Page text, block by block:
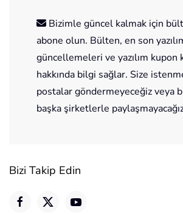
Bizimle güncel kalmak için
abone olun. Bülten, en son
güncellemeleri ve yazılım kupon
hakkında bilgi sağlar. Size
postalar göndermeyeceğiz veya
başka şirketlerle
Bizi Takip Edin